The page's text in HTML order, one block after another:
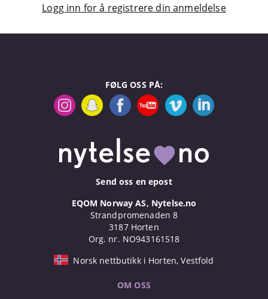
Logg inn for å registrere din anmeldelse
FØLG OSS PÅ:
Send oss en epost
EQOM Norway AS, Nytelse.no
Strandpromenaden 8
3187 Horten
Org. nr. NO943161518
Norsk nettbutikk i Horten, Vestfold
OM OSS